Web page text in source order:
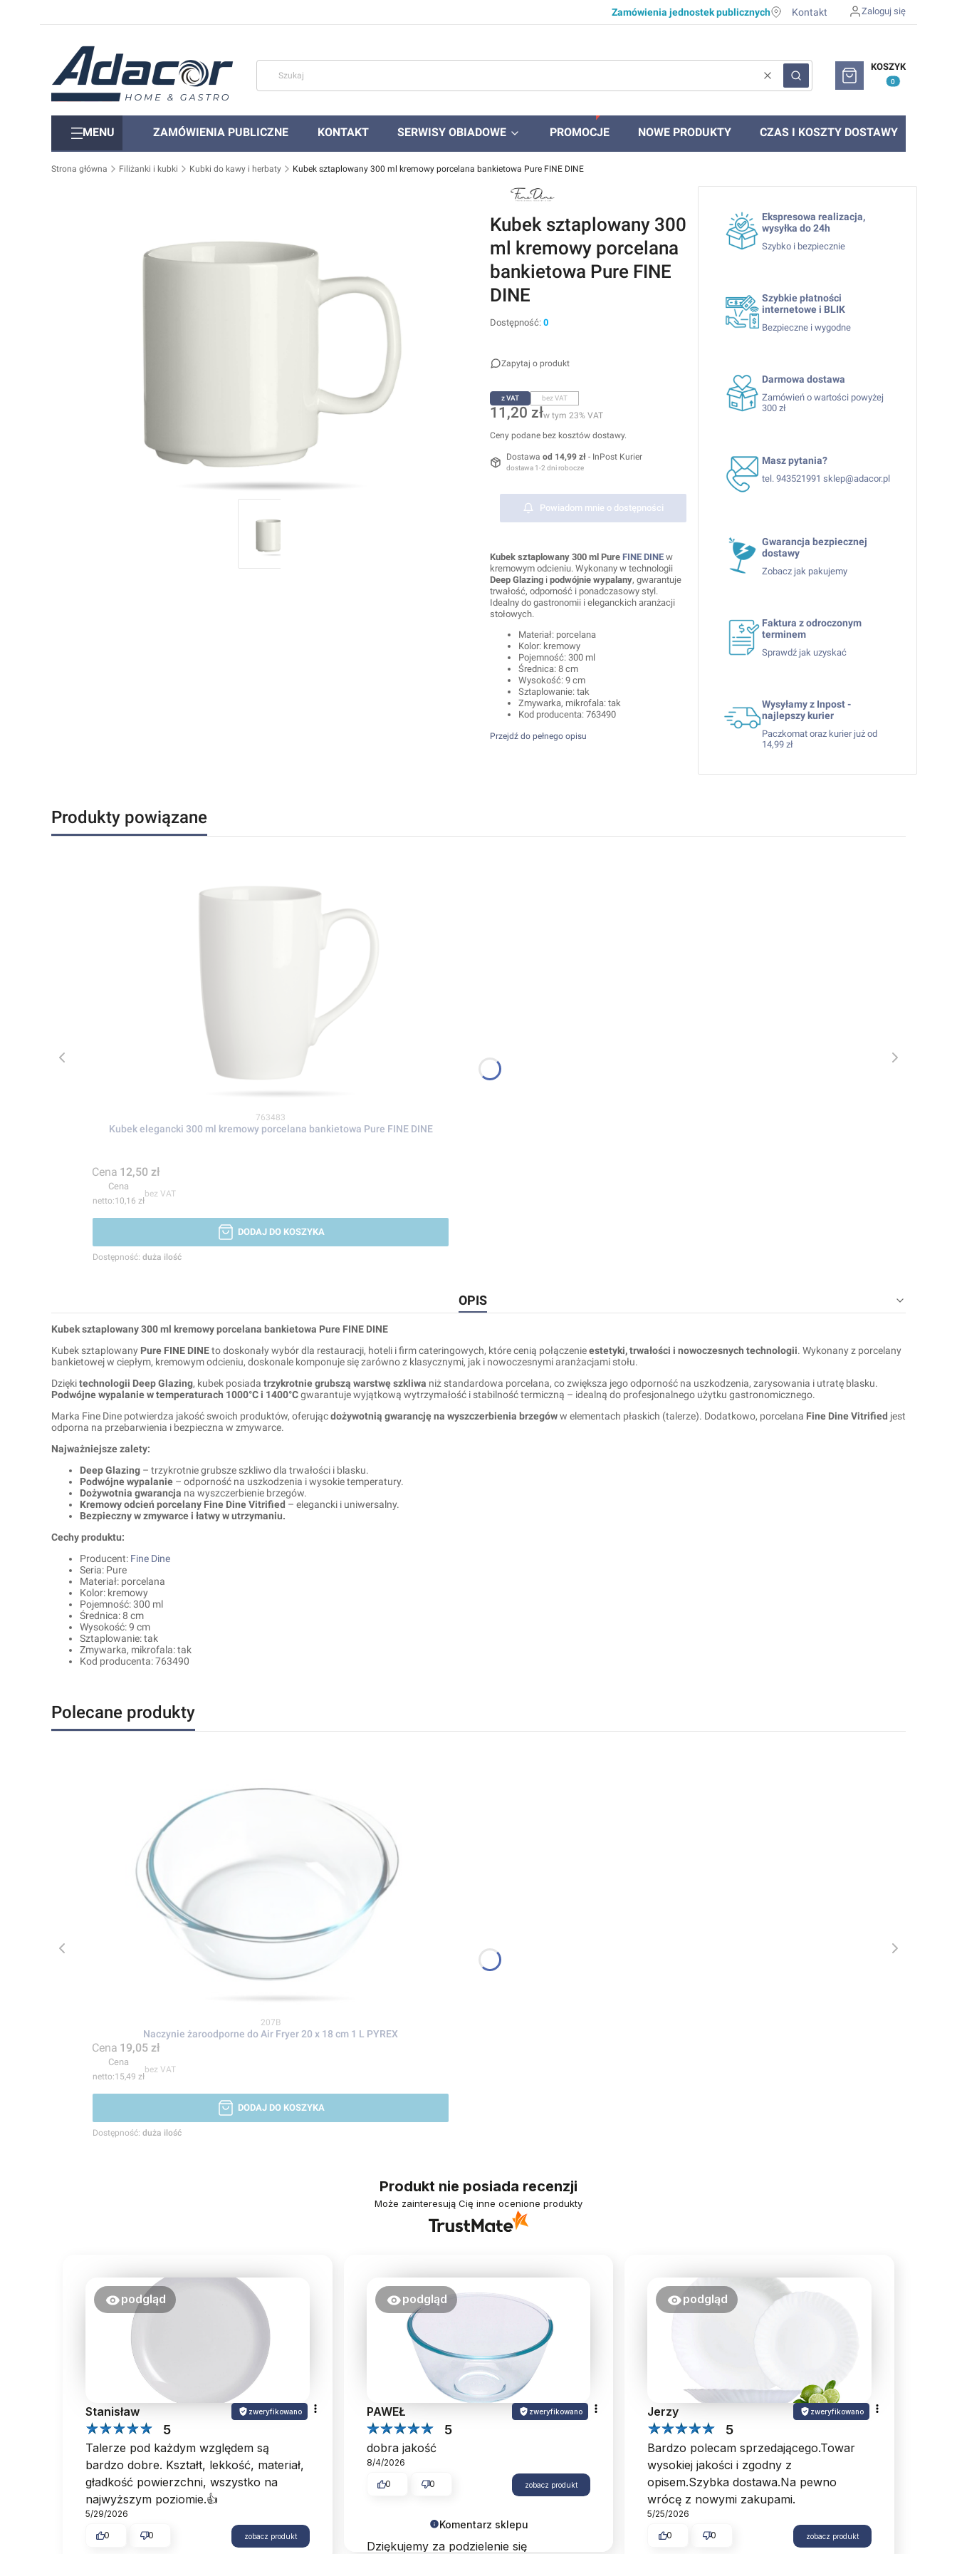
Zamówienia jednostek publicznych Kontakt Zaloguj się
WyczyśćSzukaj
Produkty w koszyku: 0.
KOSZYK
MENU ZAMÓWIENIA PUBLICZNE KONTAKT SERWISY OBIADOWE PROMOCJE NOWE PRODUKTY CZAS I KOSZTY DOSTAWY
Strona główna Filiżanki i kubki Kubki do kawy i herbaty Kubek sztaplowany 300 ml kremowy porcelana bankietowa Pure FINE DINE
Kubek sztaplowany 300
ml kremowy porcelana
bankietowa Pure FINE
DINE
Dostępność: 0
Zapytaj o produkt
z VAT bez VAT
Cena
11,20 złw tym 23% VAT
w tym 23% VAT
Ceny podane bez kosztów dostawy.
Dostawa od 14,99 zł - InPost Kurier
dostawa 1-2 dni robocze
Powiadom mnie o dostępności
Kubek sztaplowany 300 ml Pure FINE DINE w
kremowym odcieniu. Wykonany w technologii
Deep Glazing i podwójnie wypalany, gwarantuje
trwałość, odporność i ponadczasowy styl.
Idealny do gastronomii i eleganckich aranżacji
stołowych.
Materiał: porcelana
Kolor: kremowy
Pojemność: 300 ml
Średnica: 8 cm
Wysokość: 9 cm
Sztaplowanie: tak
Zmywarka, mikrofala: tak
Kod producenta: 763490
Przejdź do pełnego opisu
Ekspresowa realizacja,
wysyłka do 24h
Szybko i bezpiecznie
Szybkie płatności
internetowe i BLIK
Bezpieczne i wygodne
Darmowa dostawa
Zamówień o wartości powyżej
300 zł
Masz pytania?
tel. 943521991 sklep@adacor.pl
Gwarancja bezpiecznej
dostawy
Zobacz jak pakujemy
Faktura z odroczonym
terminem
Sprawdź jak uzyskać
Wysyłamy z Inpost -
najlepszy kurier
Paczkomat oraz kurier już od
14,99 zł
Produkty powiązane
Kod produktu
763483
Kubek elegancki 300 ml kremowy porcelana bankietowa Pure FINE DINE
Cena 12,50 zł
Cena
10,16 zł
bez VAT
DODAJ DO KOSZYKA
Dostępność: duża ilość
OPIS
Kubek sztaplowany 300 ml kremowy porcelana bankietowa Pure FINE DINE
Kubek sztaplowany Pure FINE DINEto doskonały wybór dla restauracji, hoteli i firm cateringowych, które cenią połączenieestetyki, trwałości i nowoczesnych technologii. Wykonany z porcelany
bankietowej w ciepłym, kremowym odcieniu, doskonale komponuje się zarówno z klasycznymi, jak i nowoczesnymi aranżacjami stołu.
Dziękitechnologii Deep Glazing, kubek posiada trzykrotnie grubszą warstwę szkliwa niż standardowa porcelana, co zwiększa jego odporność na uszkodzenia, zarysowania i utratę blasku.
Podwójne wypalanie w temperaturach 1000°C i 1400°Cgwarantuje wyjątkową wytrzymałość i stabilność termiczną – idealną do profesjonalnego użytku gastronomicznego.
Marka Fine Dine potwierdza jakość swoich produktów, oferującdożywotnią gwarancję na wyszczerbienia brzegóww elementach płaskich (talerze). Dodatkowo, porcelana Fine Dine Vitrified jest
odporna na przebarwienia i bezpieczna w zmywarce.
Najważniejsze zalety:
Deep Glazing – trzykrotnie grubsze szkliwo dla trwałości i blasku.
Podwójne wypalanie – odporność na uszkodzenia i wysokie temperatury.
Dożywotnia gwarancja na wyszczerbienie brzegów.
Kremowy odcień porcelany Fine Dine Vitrified – elegancki i uniwersalny.
Bezpieczny w zmywarce i łatwy w utrzymaniu.
Cechy produktu:
Producent: Fine Dine
Seria: Pure
Materiał: porcelana
Kolor: kremowy
Pojemność: 300 ml
Średnica: 8 cm
Wysokość: 9 cm
Sztaplowanie: tak
Zmywarka, mikrofala: tak
Kod producenta: 763490
Polecane produkty
Kod produktu
207B
Naczynie żaroodporne do Air Fryer 20 x 18 cm 1 L PYREX
Cena 19,05 zł
Cena
15,49 zł
bez VAT
DODAJ DO KOSZYKA
Dostępność: duża ilość
Produkt nie posiada recenzji
Może zainteresują Cię inne ocenione produkty
podgląd
Stanisław zweryfikowano
5
Talerze pod każdym względem są
bardzo dobre. Kształt, lekkość, materiał,
gładkość powierzchni, wszystko na
najwyższym poziomie.👍️
5/29/2026
0 0 zobacz produkt
Komentarz sklepu
Dziękujemy za podzielenie się
podgląd
PAWEŁ zweryfikowano
5
dobra jakość
8/4/2026
0 0 zobacz produkt
podgląd
Jerzy zweryfikowano
5
Bardzo polecam sprzedającego.Towar
wysokiej jakości i zgodny z
opisem.Szybka dostawa.Na pewno
wrócę z nowymi zakupami.
5/25/2026
0 0 zobacz produkt